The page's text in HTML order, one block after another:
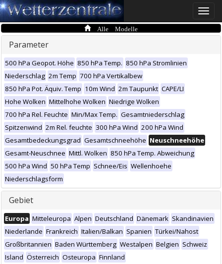
Toggle
Alle Modelle
Parameter
500 hPa Geopot. Höhe 850 hPa Temp. 850 hPa Stromlinien
Niederschlag 2m Temp 700 hPa Vertikalbew
850 hPa Pot. Äquiv. Temp 10m Wind 2m Taupunkt CAPE/LI
Hohe Wolken Mittelhohe Wolken Niedrige Wolken
700 hPa Rel. Feuchte Min/Max Temp. Gesamtniederschlag
Spitzenwind 2m Rel. feuchte 300 hPa Wind 200 hPa Wind
Gesamtbedeckungsgrad Gesamtschneehöhe Neuschneehöhe
Gesamt-Neuschnee Mittl. Wolken 850 hPa Temp. Abweichung
500 hPa Wind 50 hPa Temp Schnee/Eis Wellenhoehe
Niederschlagsform
Gebiet
Europa Mitteleuropa Alpen Deutschland Dänemark Skandinavien
Niederlande Frankreich Italien/Balkan Spanien Türkei/Nahost
Großbritannien Baden Württemberg Westalpen Belgien Schweiz
Island Österreich Osteuropa Finnland